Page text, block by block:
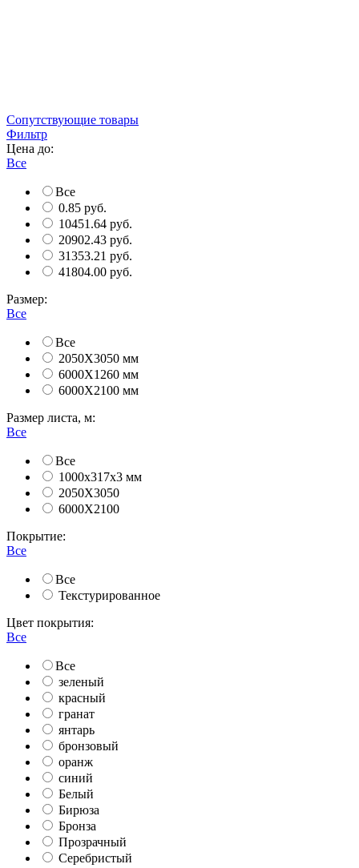
Сопутствующие товары
Фильтр
Цена до:
Все
Все
0.85 руб.
10451.64 руб.
20902.43 руб.
31353.21 руб.
41804.00 руб.
Размер:
Все
Все
2050Х3050 мм
6000Х1260 мм
6000Х2100 мм
Размер листа, м:
Все
Все
1000х317х3 мм
2050Х3050
6000Х2100
Покрытие:
Все
Все
Текстурированное
Цвет покрытия:
Все
Все
зеленый
красный
гранат
янтарь
бронзовый
оранж
синий
Белый
Бирюза
Бронза
Прозрачный
Серебристый